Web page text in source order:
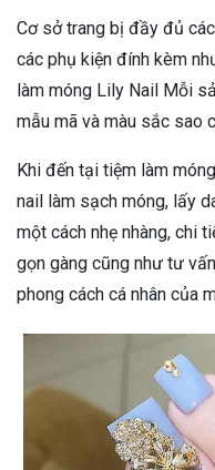
Cơ sở trang bị đầy đủ
các phụ kiện đính kèm
làm móng Lily Nail Mỗi
mẫu mã và màu sắc sao
Khi đến tại tiệm làm
nail làm sạch móng, lấy
một cách nhẹ nhàng, chi
gọn gàng cũng như tư
phong cách cá nhân của